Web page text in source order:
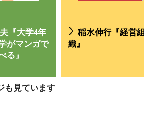
『大学4年
がマンガで
る』
稲水伸行『経営組
織』
も見ています